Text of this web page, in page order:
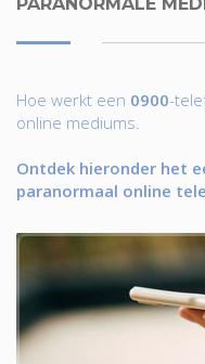
Hoe werkt een 0900-
online mediums.
Ontdek hieronder het
paranormaal online